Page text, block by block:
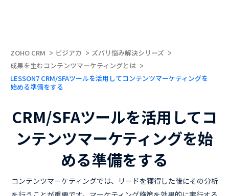
ZOHO CRM ビジアカ
ズバリ悩み解決シリーズ
成果を生むコンテンツマーケティングとは
LESSON7 CRM/SFAツールを活用してコンテンツマーケティングを
始める準備をする
CRM/SFAツールを活用してコ
ンテンツマーケティングを始
める準備をする
コンテンツマーケティングでは、リードを獲得した後にその分析